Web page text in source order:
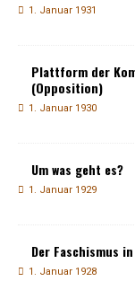
1. Januar 1931
Plattform der
(Opposition)
1. Januar 1930
Um was geht es?
1. Januar 1929
Der Faschismus
1. Januar 1928